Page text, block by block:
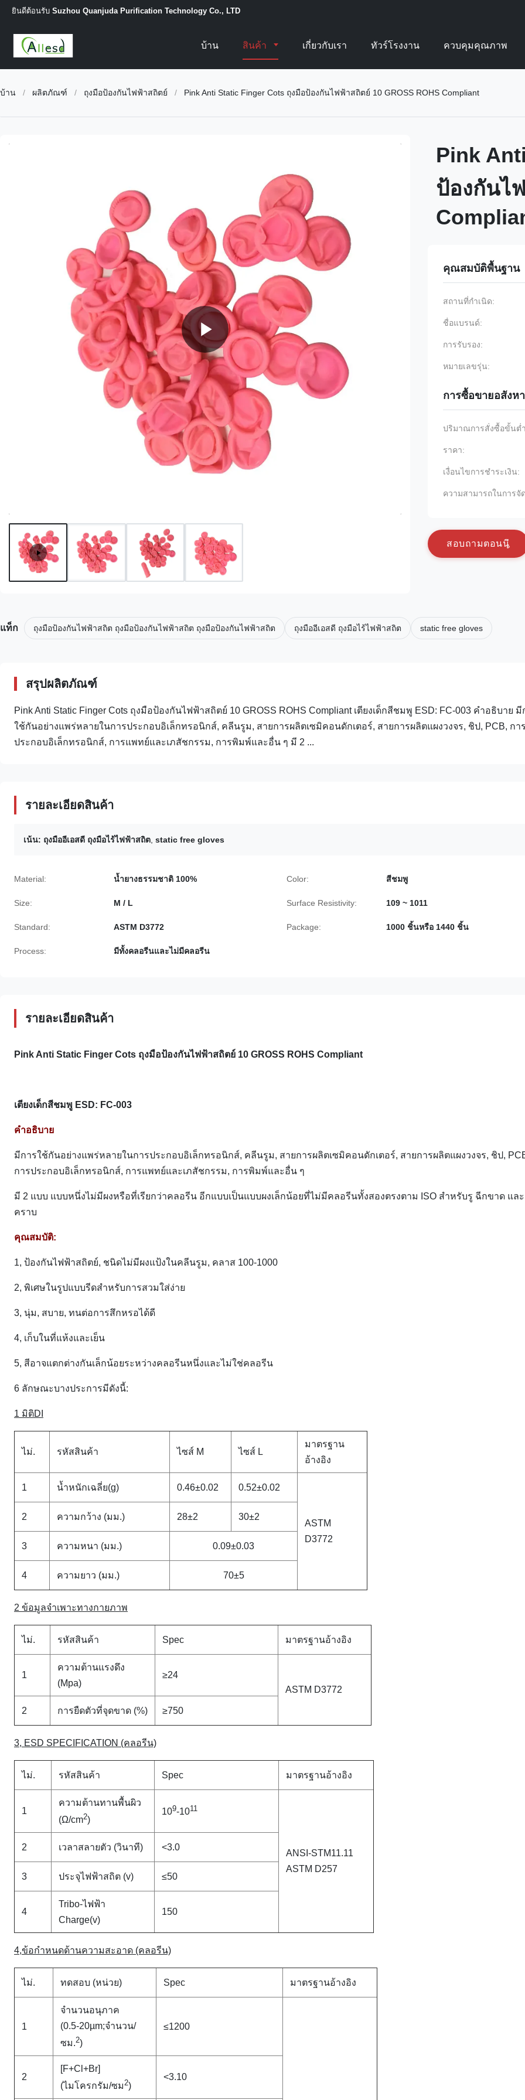
ยินดีต้อนรับ Suzhou Quanjuda Purification Technology Co., LTD
บ้าน สินค้า เกี่ยวกับเรา ทัวร์โรงงาน ควบคุมคุณภาพ
บ้าน / ผลิตภัณฑ์ / ถุงมือป้องกันไฟฟ้าสถิตย์ / Pink Anti Static Finger Cots ถุงมือป้องกันไฟฟ้าสถิตย์ 10 GROSS ROHS Compliant
Pink
ป้องกันไ
คุณสมบัติพื้นฐาน
สถานที่กำเนิด:
ชื่อแบรนด์:
การรับรอง:
หมายเลขรุ่น:
การซื้อขายอสังห
ปริมาณการสั่งซื้อขั้นต่
ราคา:
เงื่อนไขการชำระเงิน:
ความสามารถในการจั
สอบถามตอนน
แท็ก ถุงมือป้องกันไฟฟ้าสถิต ถุงมือป้องกันไฟฟ้าสถิต ถุงมือป้องกันไฟฟ้าสถิต ถุงมืออีเอสดี ถุงมือไร้ไฟฟ้าสถิต static free gloves
สรุปผลิตภัณฑ์
Pink Anti Static Finger Cots ถุงมือป้องกันไฟฟ้าสถิตย์ 10 GROSS ROHS Compliant เตียงเด็กสีชมพู ESD: FC-003 คำอธิบาย มี
ใช้กันอย่างแพร่หลายในการประกอบอิเล็กทรอนิกส์, คลีนรูม, สายการผลิตเซมิคอนดักเตอร์, สายการผลิตแผงวงจร, ชิป, PCB, กา
ประกอบอิเล็กทรอนิกส์, การแพทย์และเภสัชกรรม, การพิมพ์และอื่น ๆ มี 2 ...
รายละเอียดสินค้า
เน้น: ถุงมืออีเอสดี ถุงมือไร้ไฟฟ้าสถิต static free gloves
Material: น้ำยางธรรมชาติ 100% Color: สีชมพู
Size: M / L Surface Resistivity: 109 ~ 1011
Standard: ASTM D3772 Package: 1000 ชิ้นหรือ 1440 ชิ้น
Process: มีทั้งคลอรีนและไม่มีคลอรีน
รายละเอียดสินค้า
Pink Anti Static Finger Cots ถุงมือป้องกันไฟฟ้าสถิตย์ 10 GROSS ROHS Compliant
เตียงเด็กสีชมพู ESD: FC-003
คำอธิบาย
มีการใช้กันอย่างแพร่หลายในการประกอบอิเล็กทรอนิกส์, คลีนรูม, สายการผลิตเซมิคอนดักเตอร์, สายการผลิตแผงวงจร, ชิป,
การประกอบอิเล็กทรอนิกส์, การแพทย์และเภสัชกรรม, การพิมพ์และอื่น ๆ
มี 2 ​​แบบ แบบหนึ่งไม่มีผงหรือที่เรียกว่าคลอรีน อีกแบบเป็นแบบผงเล็กน้อยที่ไม่มีคลอรีนทั้งสองตรงตาม ISO สำหรับรู ฉีกขาด และ
คราบ
คุณสมบัติ:
1, ป้องกันไฟฟ้าสถิตย์, ชนิดไม่มีผงแป้งในคลีนรูม, คลาส 100-1000
2, พิเศษในรูปแบบรีดสำหรับการสวมใส่ง่าย
3, นุ่ม, สบาย, ทนต่อการสึกหรอได้ดี
4, เก็บในที่แห้งและเย็น
5, สีอาจแตกต่างกันเล็กน้อยระหว่างคลอรีนหนึ่งและไม่ใช่คลอรีน
6 ลักษณะบางประการมีดังนี้:
1 มิติDI
ไม่. รหัสสินค้า ไซส์ M ไซส์ L
มาตรฐาน
อ้างอิง
1 น้ำหนักเฉลี่ย(g) 0.46±0.02 0.52±0.02
ASTM
D3772
2 ความกว้าง (มม.) 28±2 30±2
3 ความหนา (มม.) 0.09±0.03
4 ความยาว (มม.) 70±5
2 ข้อมูลจำเพาะทางกายภาพ
ไม่. รหัสสินค้า Spec มาตรฐานอ้างอิง
1
ความต้านแรงดึง
(Mpa)
≥24
ASTM D3772
2 การยืดตัวที่จุดขาด (%) ≥750
3, ESD SPECIFICATION (คลอรีน)
ไม่. รหัสสินค้า Spec มาตรฐานอ้างอิง
1
ความต้านทานพื้นผิว
(Ω/cm2)
109-1011
ANSI-STM11.11
ASTM D257
2 เวลาสลายตัว (วินาที) <3.0
3 ประจุไฟฟ้าสถิต (v) ≤50
4
Tribo-ไฟฟ้า
Charge(v)
150
4,ข้อกำหนดด้านความสะอาด (คลอรีน)
ไม่. ทดสอบ (หน่วย) Spec มาตรฐานอ้างอิง
1
จำนวนอนุภาค
(0.5-20µm;จำนวน/
ซม.2)
≤1200
2
[F+Cl+Br]
(ไมโครกรัม/ซม2)
<3.10